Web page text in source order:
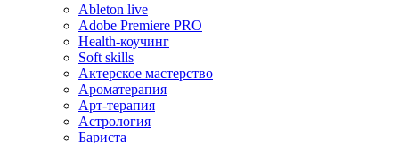
Ableton live
Adobe Premiere PRO
Health-коучинг
Soft skills
Актерское мастерство
Ароматерапия
Арт-терапия
Астрология
Бариста